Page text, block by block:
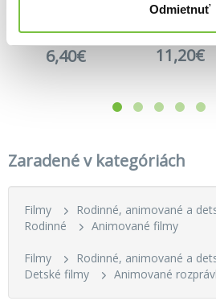
Odmietnuť
Ľadové kráľovstvo (slovenský dabing)
6,40€ 11,20€
Zaradené v kategóriách
Filmy
Rodinné, animované a
Rodinné
Animované filmy
Filmy
Rodinné, animované a
Detské filmy
Animované